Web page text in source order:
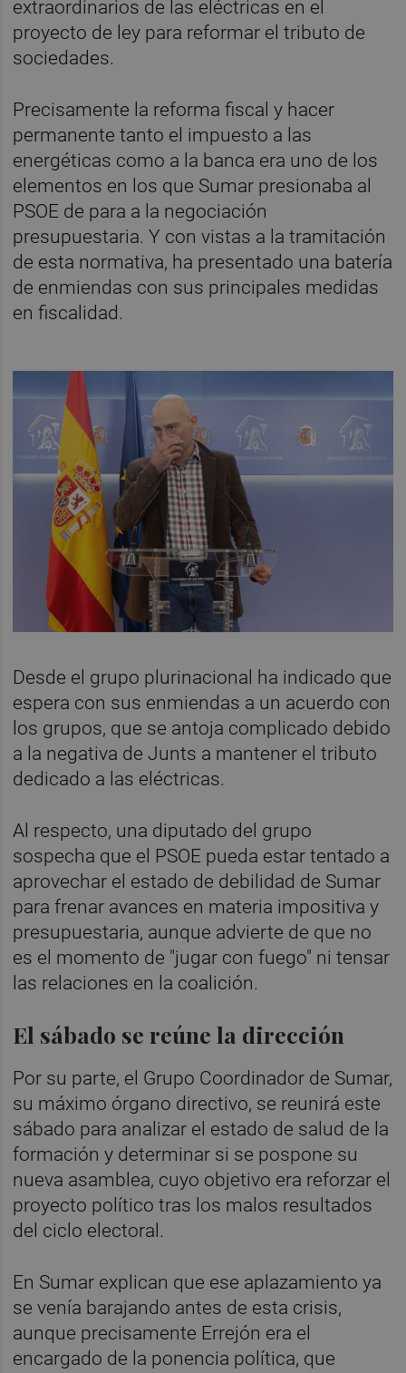
extraordinarios de las eléctricas en el
proyecto de ley para reformar el tributo de
sociedades.
Precisamente la reforma fiscal y hacer
permanente tanto el impuesto a las
energéticas como a la banca era uno de los
elementos en los que Sumar presionaba al
PSOE de para a la negociación
presupuestaria. Y con vistas a la tramitación
de esta normativa, ha presentado una batería
de enmiendas con sus principales medidas
en fiscalidad.
Desde el grupo plurinacional ha indicado que
espera con sus enmiendas a un acuerdo con
los grupos, que se antoja complicado debido
a la negativa de Junts a mantener el tributo
dedicado a las eléctricas.
Al respecto, una diputado del grupo
sospecha que el PSOE pueda estar tentado a
aprovechar el estado de debilidad de Sumar
para frenar avances en materia impositiva y
presupuestaria, aunque advierte de que no
es el momento de "jugar con fuego" ni tensar
las relaciones en la coalición.
El sábado se reúne la dirección
Por su parte, el Grupo Coordinador de Sumar,
su máximo órgano directivo, se reunirá este
sábado para analizar el estado de salud de la
formación y determinar si se pospone su
nueva asamblea, cuyo objetivo era reforzar el
proyecto político tras los malos resultados
del ciclo electoral.
En Sumar explican que ese aplazamiento ya
se venía barajando antes de esta crisis,
aunque precisamente Errejón era el
encargado de la ponencia política, que